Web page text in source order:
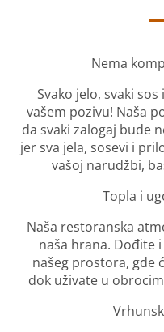
Nema
Svako jelo, svaki
vašem pozivu! Naša
da svaki zalogaj bude
jer sva jela, sosevi i
vašoj narudžbi,
Topla i
Naša restoranska
naša hrana. Dođite
našeg prostora, gde
dok uživate u